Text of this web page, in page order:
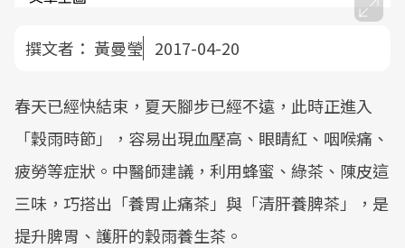
撰文者： 黃曼瑩 2017-04-20
春天已經快結束，夏天腳步已經不遠，此時正進入
「穀雨時節」，容易出現血壓高、眼睛紅、咽喉痛、
疲勞等症狀。中醫師建議，利用蜂蜜、綠茶、陳皮這
三味，巧搭出「養胃止痛茶」與「清肝養脾茶」，是
提升脾胃、護肝的穀雨養生茶。